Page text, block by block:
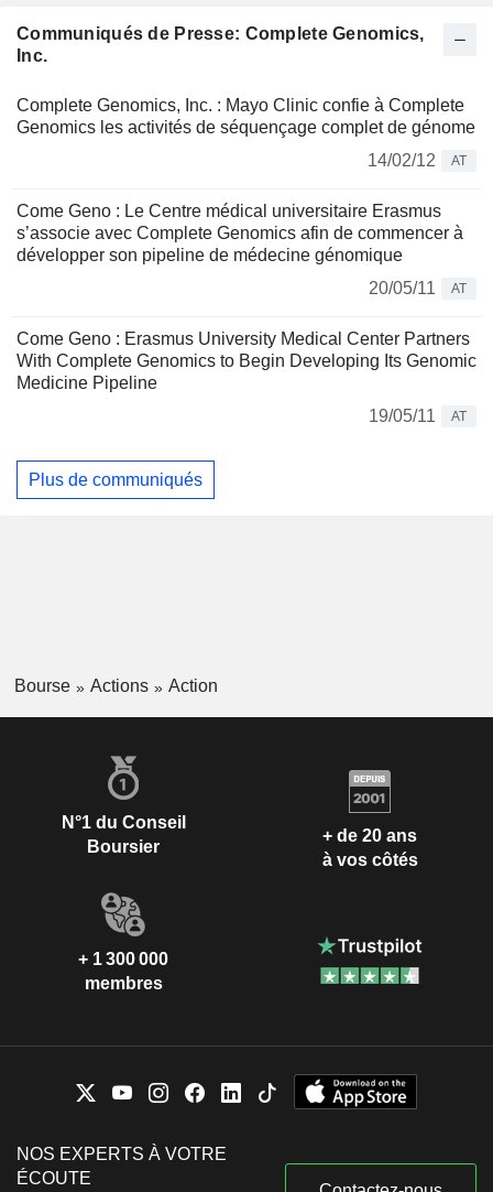
Communiqués de Presse: Complete Genomics,
Inc.
Complete Genomics, Inc. : Mayo Clinic confie à Complete
Genomics les activités de séquençage complet de génome
14/02/12
AT
Come Geno : Le Centre médical universitaire Erasmus
s’associe avec Complete Genomics afin de commencer à
développer son pipeline de médecine génomique
20/05/11
AT
Come Geno : Erasmus University Medical Center Partners
With Complete Genomics to Begin Developing Its Genomic
Medicine Pipeline
19/05/11
AT
Plus de communiqués
Bourse Actions Action
N°1 du Conseil
Boursier
+ de 20 ans
à vos côtés
+ 1 300 000
membres
NOS EXPERTS À VOTRE
ÉCOUTE